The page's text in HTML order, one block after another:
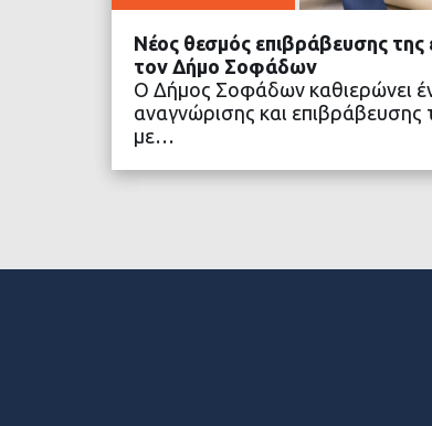
Νέος θεσμός επιβράβευσης της
τον Δήμο Σοφάδων
Ο Δήμος Σοφάδων καθιερώνει
αναγνώρισης και επιβράβευσης
με…